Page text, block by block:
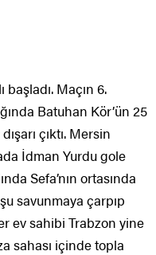
başladı. Maçın 6.
Batuhan Kör’ün 25
çıktı. Mersin
İdman Yurdu gole
Sefa’nın ortasında
savunmaya çarpıp
ev sahibi Trabzon yine
sahası içinde topla